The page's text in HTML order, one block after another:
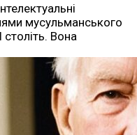
мусульманського
століть. Вона